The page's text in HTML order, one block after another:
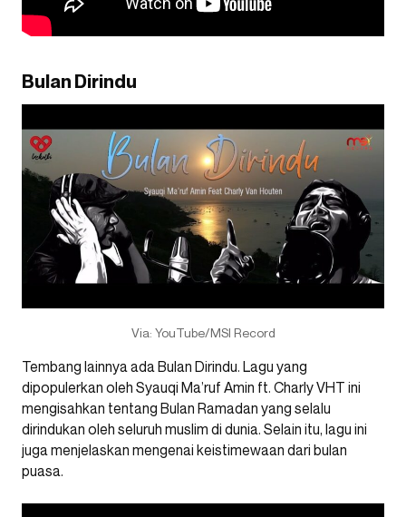
Bulan Dirindu
Via: YouTube/MSI Record
Tembang lainnya ada Bulan Dirindu. Lagu yang
dipopulerkan oleh Syauqi Ma’ruf Amin ft. Charly VHT ini
mengisahkan tentang Bulan Ramadan yang selalu
dirindukan oleh seluruh muslim di dunia. Selain itu, lagu ini
juga menjelaskan mengenai keistimewaan dari bulan
puasa.